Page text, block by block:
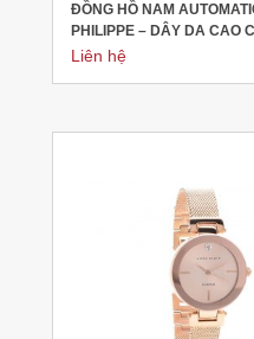
ĐỒNG HỒ NAM
PHILIPPE – DÂY DA CAO
Liên hệ